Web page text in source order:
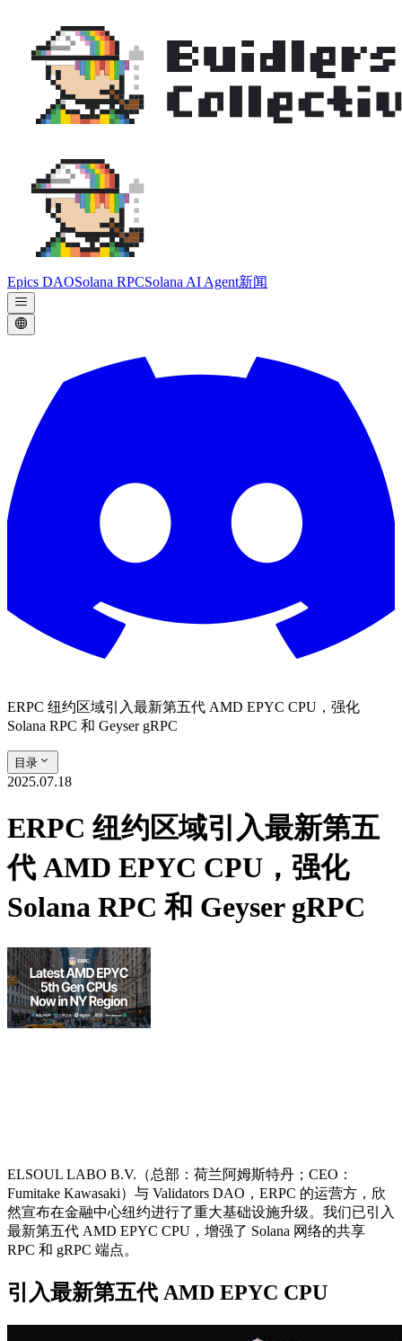
Epics DAOSolana RPCSolana AI Agent新闻
ERPC 纽约区域引入最新第五代 AMD EPYC CPU，强化
Solana RPC 和 Geyser gRPC
目录
2025.07.18
ERPC 纽约区域引入最新第五
代 AMD EPYC CPU，强化
Solana RPC 和 Geyser gRPC
ELSOUL LABO B.V.（总部：荷兰阿姆斯特丹；CEO：
Fumitake Kawasaki）与 Validators DAO，ERPC 的运营方，欣
然宣布在金融中心纽约进行了重大基础设施升级。我们已引入
最新第五代 AMD EPYC CPU，增强了 Solana 网络的共享
RPC 和 gRPC 端点。
引入最新第五代 AMD EPYC CPU